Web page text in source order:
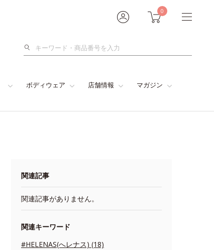
0
検
ボディウェア 店舗情報 マガジン
関連記事
関連記事がありません。
関連キーワード
#HELENAS(へレナス) (18)